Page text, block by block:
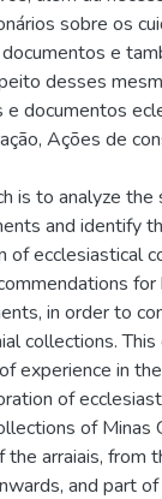
sobre os
e
desses
e documentos
Ações de
is to analyze
and identify
of ecclesiastical
for
in order to
collections.
experience in
of
of Minas
arraiais, from
and part